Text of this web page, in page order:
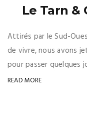
Le Tarn &
Attirés par le Sud-
de vivre, nous avons
pour passer quelques
READ MORE